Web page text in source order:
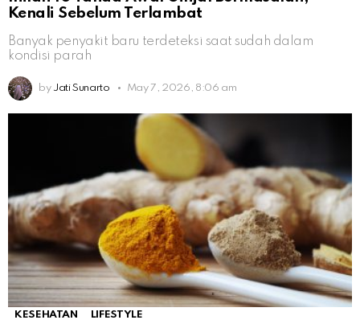
Kenali Sebelum Terlambat
Banyak penyakit baru terdeteksi saat sudah dalam
kondisi parah
by Jati Sunarto May 7, 2026, 8:06 am
KESEHATAN LIFESTYLE